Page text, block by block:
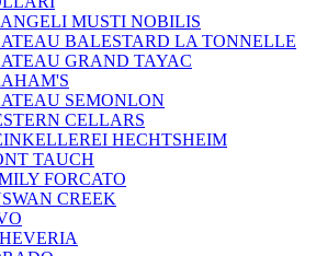
MUSTI NOBILIS
BALESTARD LA TONNELLE
GRAND TAYAC
SEMONLON
CELLARS
HECHTSHEIM
TAUCH
FORCATO
CREEK